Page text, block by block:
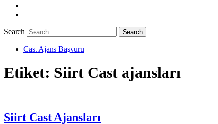
Search
Cast Ajans Başvuru
Etiket: Siirt Cast ajansları
Siirt Cast Ajansları